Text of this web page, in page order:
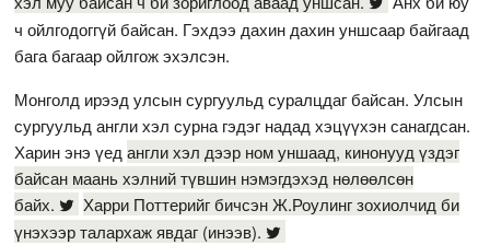
ч ойлгодоггүй байсан. Гэхдээ дахин дахин уншсаар байгаад
бага багаар ойлгож эхэлсэн.
Монголд ирээд улсын сургуульд суралцдаг байсан. Улсын
сургуульд англи хэл сурна гэдэг надад хэцүүхэн санагдсан.
Харин энэ үедангли хэл дээр ном уншаад, кинонууд үздэг
байсан маань хэлний түвшин нэмэгдэхэд нөлөөлсөн
байх.
Харри Поттерийг бичсэн Ж.Роулинг зохиолчид би
үнэхээр талархаж явдаг (инээв).